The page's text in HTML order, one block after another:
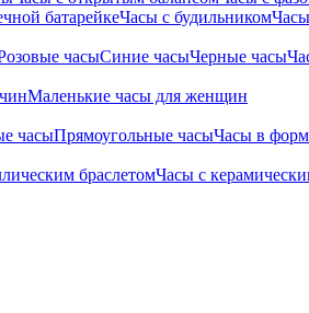
батарейкеЧасы с будильником
часыСиние часыЧерные часы
Маленькие часы для женщин
часыПрямоугольные часыЧасы в
браслетомЧасы с